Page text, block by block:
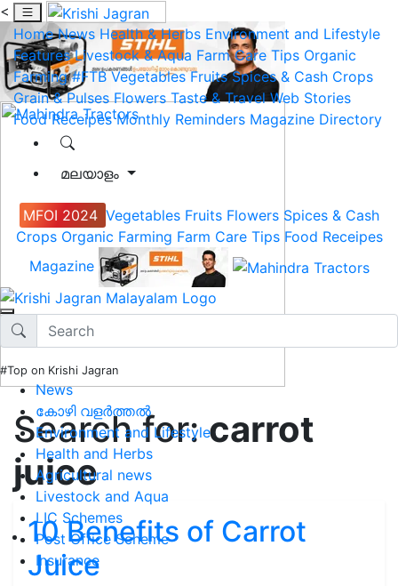
<
Home News Health & Herbs Environment and Lifestyle
Features Livestock & Aqua Farm Care Tips Organic
Farming #FTB Vegetables Fruits Spices & Cash Crops
Grain & Pulses Flowers Taste & Travel Web Stories
Food Receipes Monthly Reminders Magazine Directory
മലയാളം
MFOI 2024 Vegetables Fruits Flowers Spices & Cash
Crops Organic Farming Farm Care Tips Food Receipes
Magazine
#Top on Krishi Jagran
News
കോഴി വളർത്തൽ
Environment and Lifestyle
Health and Herbs
Agricultural news
Livestock and Aqua
LIC Schemes
Post Office Scheme
Insurance
Search for:carrot
juice
10 Benefits of Carrot
Juice